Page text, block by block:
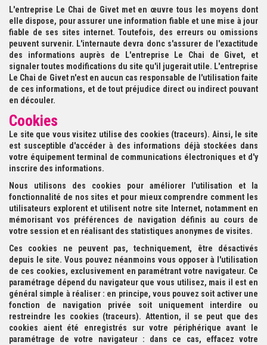
L'entreprise Le Chai de Givet met en œuvre tous les moyens dont
elle dispose, pour assurer une information fiable et une mise à jour
fiable de ses sites internet. Toutefois, des erreurs ou omissions
peuvent survenir. L'internaute devra donc s'assurer de l'exactitude
des informations auprès de L'entreprise Le Chai de Givet, et
signaler toutes modifications du site qu'il jugerait utile. L'entreprise
Le Chai de Givet n'est en aucun cas responsable de l'utilisation faite
de ces informations, et de tout préjudice direct ou indirect pouvant
en découler.
Cookies
Le site que vous visitez utilise des cookies (traceurs). Ainsi, le site
est susceptible d'accéder à des informations déjà stockées dans
votre équipement terminal de communications électroniques et d'y
inscrire des informations.
Nous utilisons des cookies pour améliorer l'utilisation et la
fonctionnalité de nos sites et pour mieux comprendre comment les
utilisateurs explorent et utilisent notre site Internet, notamment en
mémorisant vos préférences de navigation définis au cours de
votre session et en réalisant des statistiques anonymes de visites.
Ces cookies ne peuvent pas, techniquement, être désactivés
depuis le site. Vous pouvez néanmoins vous opposer à l'utilisation
de ces cookies, exclusivement en paramétrant votre navigateur. Ce
paramétrage dépend du navigateur que vous utilisez, mais il est en
général simple à réaliser : en principe, vous pouvez soit activer une
fonction de navigation privée soit uniquement interdire ou
restreindre les cookies (traceurs). Attention, il se peut que des
cookies aient été enregistrés sur votre périphérique avant le
paramétrage de votre navigateur : dans ce cas, effacez votre